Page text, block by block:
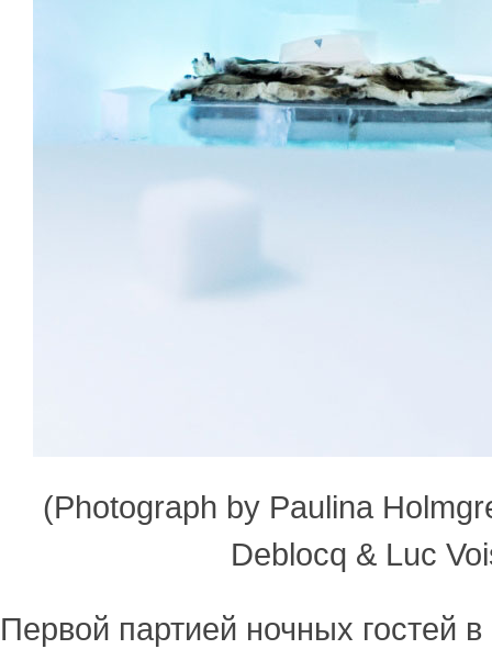
(Photograph by Paulina
Deblocq & Luc
Первой партией ночных гостей